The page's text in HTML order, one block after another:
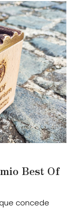
Best Of
concede